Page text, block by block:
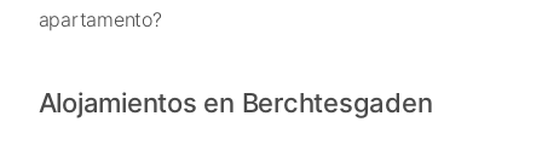
apartamento?
Alojamientos en Berchtesgaden